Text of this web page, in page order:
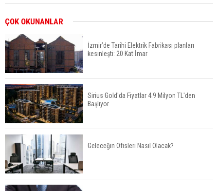
Fuzul’den Konut ve Araç Finansmanında Kişiye
Özel Terzi Usulü Planlama
Urla’da 8 Arsa 409 Milyon TL’ye Satışta
Kalyon İnşaat BAE'nin İlk Yüksek Hızlı Demiryolu
Hattını İnşa Ediyor
ÇOK OKUNANLAR
İzmir’de Tarihi Elektrik Fabrikası planları
kesinleşti: 20 Kat İmar
Sirius Gold'da Fiyatlar 4.9 Milyon TL'den
Başlıyor
Geleceğin Ofisleri Nasıl Olacak?